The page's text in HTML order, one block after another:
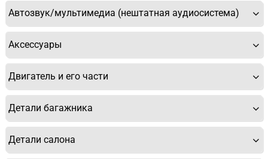
Автозвук/мультимедиа (нештатная аудиосистема)
Аксессуары
Двигатель и его части
Детали багажника
Детали салона